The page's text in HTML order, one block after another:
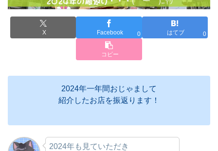
X Facebook 0 はてブ 0
コピー
2024年一年間おじゃまして
紹介したお店を振返ります！
2024年も見ていただき